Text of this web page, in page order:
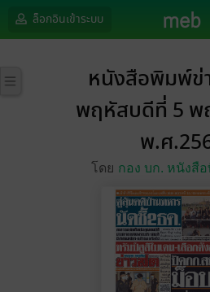
ล็อกอินเข้าระบบ
หนังสือพิมพ์ข่
พฤหัสบดีที่ 5 พ
พ.ศ
โดย กอง บก. หนังสื